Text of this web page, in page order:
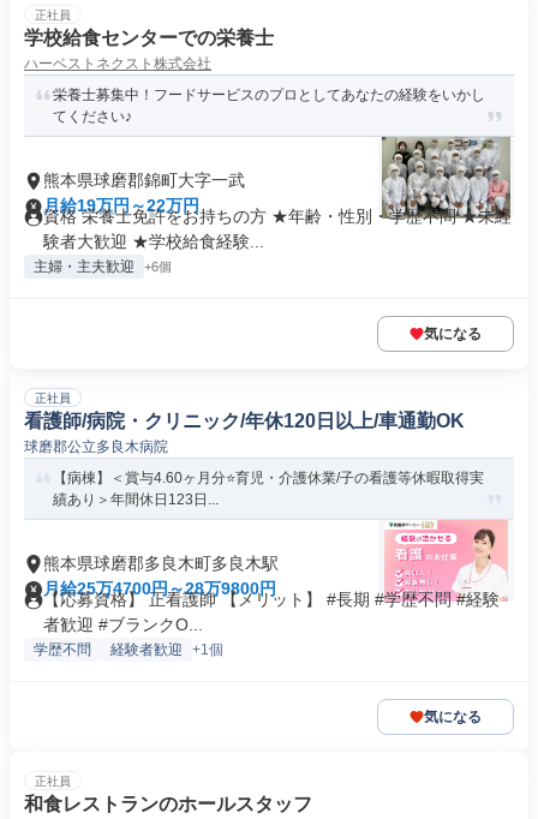
正社員
学校給食センターでの栄養士
ハーベストネクスト株式会社
栄養士募集中！フードサービスのプロとしてあなたの経験をいかし
てください♪
熊本県球磨郡錦町大字一武
月給19万円～22万円
資格 栄養士免許をお持ちの方 ★年齢・性別・学歴不問 ★未経
験者大歓迎 ★学校給食経験...
主婦・主夫歓迎 +6個
気になる
正社員
看護師/病院・クリニック/年休120日以上/車通勤OK
球磨郡公立多良木病院
【病棟】＜賞与4.60ヶ月分⭐育児・介護休業/子の看護等休暇取得実
績あり＞年間休日123日...
熊本県球磨郡多良木町多良木駅
月給25万4700円～28万9800円
【応募資格】 正看護師 【メリット】 #長期 #学歴不問 #経験
者歓迎 #ブランクO...
学歴不問 経験者歓迎 +1個
気になる
正社員
和食レストランのホールスタッフ